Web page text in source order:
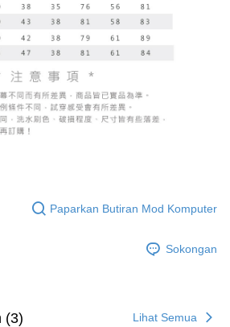
Paparkan Butiran Mod Komputer
Sokongan
(3) Lihat Semua